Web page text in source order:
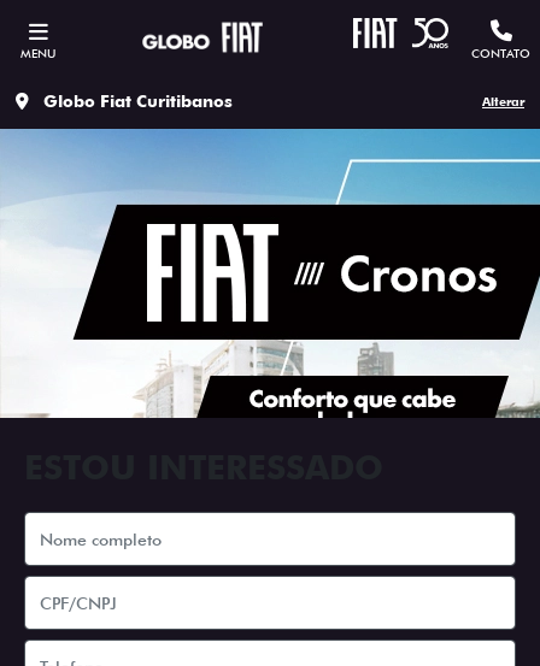
MENU CONTATO
Globo Fiat Curitibanos Alterar